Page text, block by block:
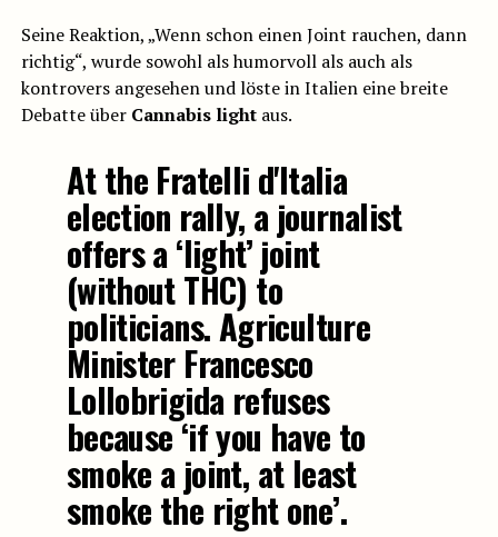
Seine Reaktion, „Wenn schon einen Joint rauchen, dann
richtig“, wurde sowohl als humorvoll als auch als
kontrovers angesehen und löste in Italien eine breite
Debatte über Cannabis light aus.
At the Fratelli d'Italia
election rally, a journalist
offers a ‘light’ joint
(without THC) to
politicians. Agriculture
Minister Francesco
Lollobrigida refuses
because ‘if you have to
smoke a joint, at least
smoke the right one’.